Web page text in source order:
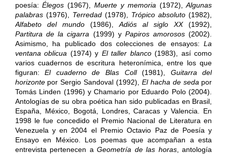
poesía:Élegos (1967),Muerte y memoria (1972),Algunas
palabras(1976), Terredad(1978), Trópico absoluto (1982),
Alfabeto del mundo(1986), Adiós al siglo XX(1992),
Partitura de la cigarra (1999) y Papiros amorosos (2002).
Asimismo, ha publicado dos colecciones de ensayos:La
ventana oblicua (1974) y El taller blanco(1983), así como
varios cuadernos de escritura heteronímica, entre los que
figuran:El cuaderno de Blas Coll(1981), Guitarra del
horizontepor Sergio Sandoval (1992), El hacha de seda por
Tomás Linden (1996) y Chamario por Eduardo Polo (2004).
Antologías de su obra poética han sido publicadas en Brasil,
España, México, Bogotá, Londres, Caracas y Valencia. En
1998 le fue concedido el Premio Nacional de Literatura en
Venezuela y en 2004 el Premio Octavio Paz de Poesía y
Ensayo en México. Los poemas que acompañan a esta
entrevista pertenecen aGeometría de las horas, antología